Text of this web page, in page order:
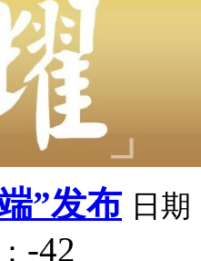
”发布 日期
-42